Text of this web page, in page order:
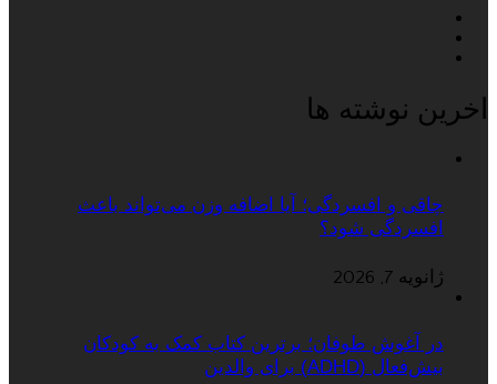
اخرین نوشته ها
چاقی و افسردگی؛ آیا اضافه وزن می‌تواند باعث
افسردگی شود؟
ژانویه 7, 2026
در آغوش طوفان؛ برترین کتاب کمک به کودکان
بیش‌فعال (ADHD) برای والدین